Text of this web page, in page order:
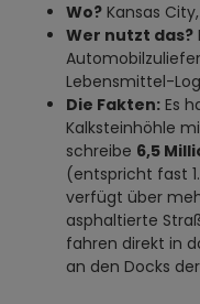
Wo? Kansas City,
Wer nutzt das?
Lebensmittel-
Die Fakten: Es
Kalksteinhöhle
schreibe 6,5
(entspricht fast
verfügt über
asphaltierte
fahren direkt in
an den Docks